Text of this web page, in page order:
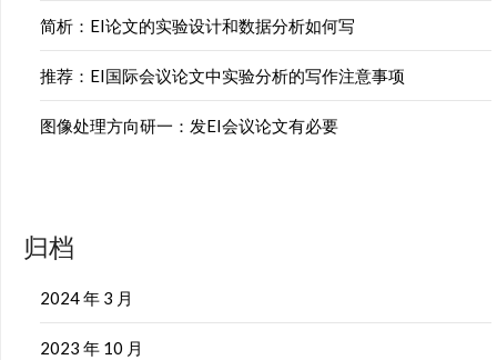
简析：EI论文的实验设计和数据分析如何写
推荐：EI国际会议论文中实验分析的写作注意事项
图像处理方向研一：发EI会议论文有必要
归档
2024 年 3 月
2023 年 10 月